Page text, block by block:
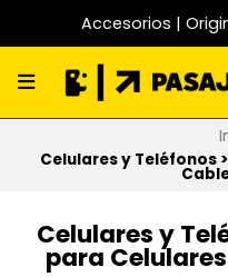
Accesorios |
Celulares y Teléfonos
Celulares y
para